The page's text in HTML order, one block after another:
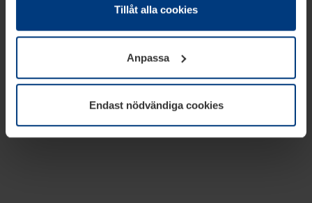
absolut nödvändiga för driften av den här webbplatsen.
godkännande kan du när som helst ändra eller återkalla i
informationen om kakor underDataskyddsförklaring
vår webbplats.
Tillåt alla cookies
Anpassa
Endast nödvändiga cookies